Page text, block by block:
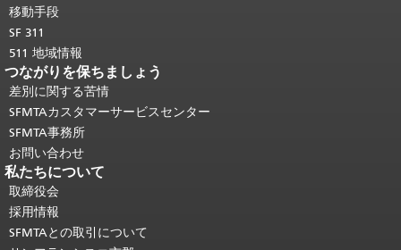
移動手段
SF 311
511 地域情報
つながりを保ちましょう
差別に関する苦情
SFMTAカスタマーサービスセンター
SFMTA事務所
お問い合わせ
私たちについて
取締役会
採用情報
SFMTAとの取引について